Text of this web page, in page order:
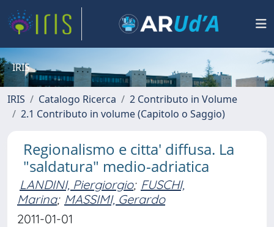
IRIS
IRIS Catalogo Ricerca
2 Contributo in Volume
2.1 Contributo in volume (Capitolo o Saggio)
Regionalismo e citta' diffusa. La
"saldatura" medio-adriatica
LANDINI, Piergiorgio; FUSCHI,
Marina; MASSIMI, Gerardo
2011-01-01